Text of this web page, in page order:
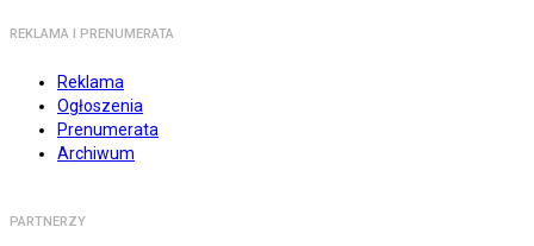
REKLAMA I PRENUMERATA
Reklama
Ogłoszenia
Prenumerata
Archiwum
PARTNERZY